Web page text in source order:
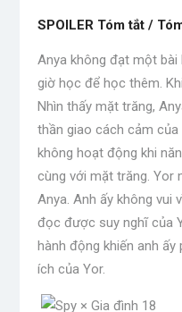
SPOILER Tóm tắt /
Anya không đạt một bài
giờ học để học thêm.
Nhìn thấy mặt trăng,
thần giao cách cảm
không hoạt động khi
cùng với mặt trăng. Yor
Anya. Anh ấy không vui
đọc được suy nghĩ của
hành động khiến anh ấy
ích của Yor.